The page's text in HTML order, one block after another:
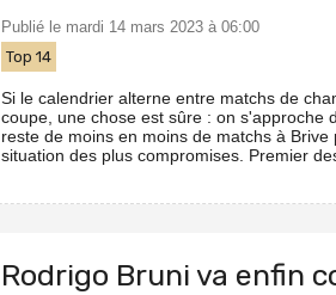
Publié le mardi 14 mars 2023 à 06:00
Top 14
Si le calendrier alterne entre matchs de
coupe, une chose est sûre : on s'approche
reste de moins en moins de matchs à
situation des plus compromises. Premier
Rodrigo Bruni va enfin